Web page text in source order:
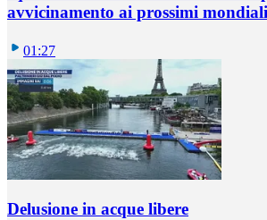
avvicinamento ai prossimi
01:27
Delusione in acque libere